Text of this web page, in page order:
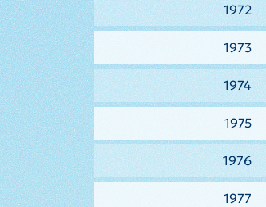
1972
1973
1974
1975
1976
1977